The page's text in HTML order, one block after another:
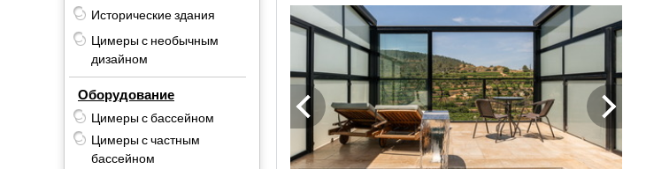
Исторические здания
Цимеры с необычным
дизайном
Оборудование
Цимеры с бассейном
Цимеры с частным
бассейном